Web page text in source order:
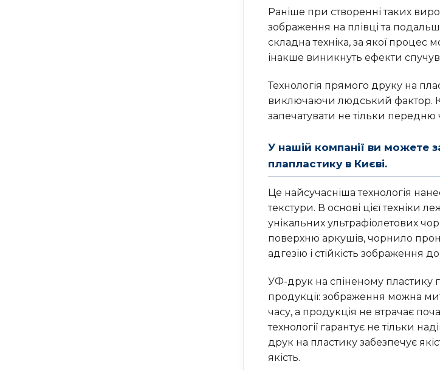
Раніше при створенні таких
зображення на плівці та
складна техніка, за якої процес
інакше виникнуть ефекти
Технологія прямого друку на
виключаючи людський фактор.
запечатувати не тільки
У нашій компанії ви можете
плапластику в Києві.
Це найсучасніша технологія
текстури. В основі цієї техніки
унікальних ультрафіолетових
поверхню аркушів, чорнило
адгезію і стійкість зображення
УФ-друк на спіненому пластику
продукції: зображення можна
часу, а продукція не втрачає
технології гарантує не тільки
друк на пластику забезпечує
якість.